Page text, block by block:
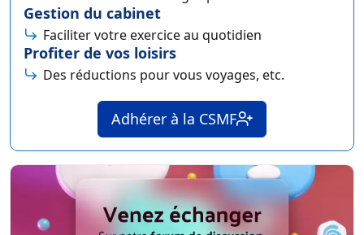
Gestion du cabinet
Faciliter votre exercice au quotidien
Profiter de vos loisirs
Des réductions pour vous voyages, etc.
Adhérer à la CSMF